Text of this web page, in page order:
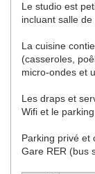
Le studio est
incluant salle
La cuisine
(casseroles,
micro-ondes et
Les draps et
Wifi et le
Parking privé et
Gare RER (bus